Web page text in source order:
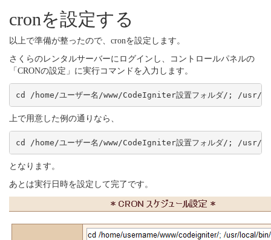
cronを設定する
以上で準備が整ったので、cronを設定します。
さくらのレンタルサーバーにログインし、コントロールパネルの
「CRONの設定」に実行コマンドを入力します。
上で用意した例の通りなら、
となります。
あとは実行日時を設定して完了です。